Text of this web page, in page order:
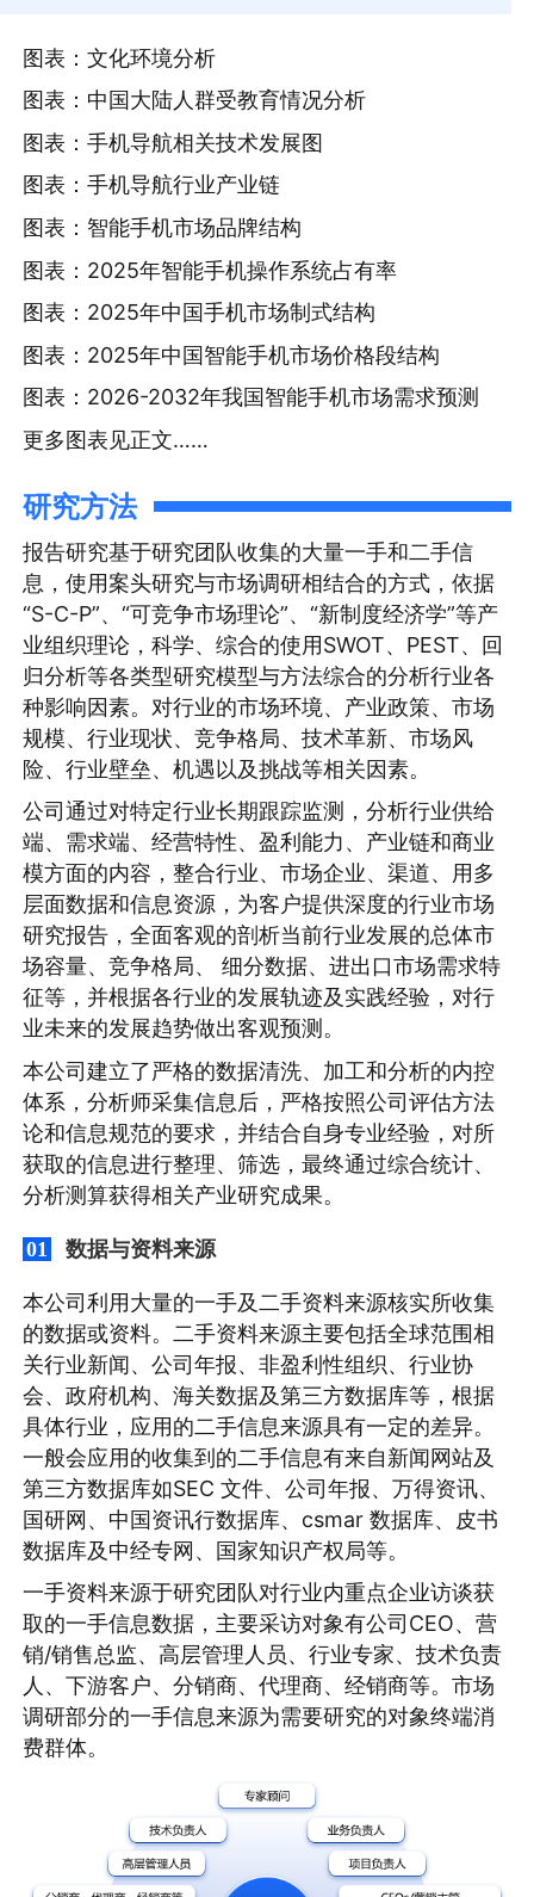
图表：文化环境分析
图表：中国大陆人群受教育情况分析
图表：手机导航相关技术发展图
图表：手机导航行业产业链
图表：智能手机市场品牌结构
图表：2025年智能手机操作系统占有率
图表：2025年中国手机市场制式结构
图表：2025年中国智能手机市场价格段结构
图表：2026-2032年我国智能手机市场需求预测
更多图表见正文……
研究方法
报告研究基于研究团队收集的大量一手和二手信
息，使用案头研究与市场调研相结合的方式，依据
“S-C-P”、“可竞争市场理论”、“新制度经济学”等产
业组织理论，科学、综合的使用SWOT、PEST、回
归分析等各类型研究模型与方法综合的分析行业各
种影响因素。对行业的市场环境、产业政策、市场
规模、行业现状、竞争格局、技术革新、市场风
险、行业壁垒、机遇以及挑战等相关因素。
公司通过对特定行业长期跟踪监测，分析行业供给
端、需求端、经营特性、盈利能力、产业链和商业
模方面的内容，整合行业、市场企业、渠道、用多
层面数据和信息资源，为客户提供深度的行业市场
研究报告，全面客观的剖析当前行业发展的总体市
场容量、竞争格局、 细分数据、进出口市场需求特
征等，并根据各行业的发展轨迹及实践经验，对行
业未来的发展趋势做出客观预测。
本公司建立了严格的数据清洗、加工和分析的内控
体系，分析师采集信息后，严格按照公司评估方法
论和信息规范的要求，并结合自身专业经验，对所
获取的信息进行整理、筛选，最终通过综合统计、
分析测算获得相关产业研究成果。
01 数据与资料来源
本公司利用大量的一手及二手资料来源核实所收集
的数据或资料。二手资料来源主要包括全球范围相
关行业新闻、公司年报、非盈利性组织、行业协
会、政府机构、海关数据及第三方数据库等，根据
具体行业，应用的二手信息来源具有一定的差异。
一般会应用的收集到的二手信息有来自新闻网站及
第三方数据库如SEC 文件、公司年报、万得资讯、
国研网、中国资讯行数据库、csmar 数据库、皮书
数据库及中经专网、国家知识产权局等。
一手资料来源于研究团队对行业内重点企业访谈获
取的一手信息数据，主要采访对象有公司CEO、营
销/销售总监、高层管理人员、行业专家、技术负责
人、下游客户、分销商、代理商、经销商等。市场
调研部分的一手信息来源为需要研究的对象终端消
费群体。